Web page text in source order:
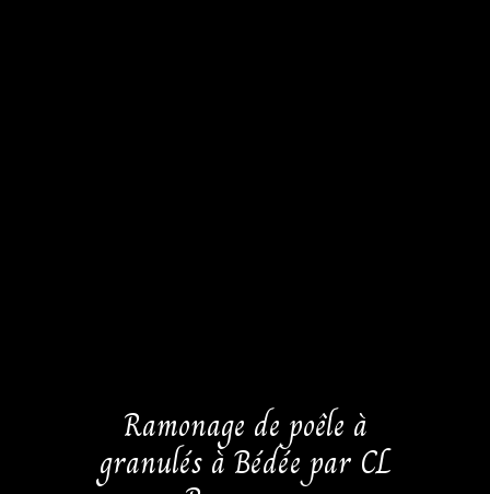
Ramonage de poêle à
granulés à Bédée par CL